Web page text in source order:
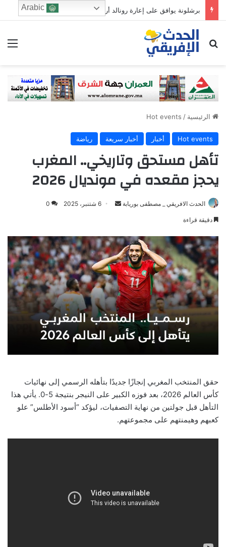
برشلونة يوافق على إعارة رونالد أراوخو إلى ليفربول لموسم واحد
ابحث عن
الرئيسية /
Hot events
Hot events أخبار أخبار سريعة رياضة
تأهل مستحق وتاريخي.. المغرب
يحجز مقعده في مونديال 2026
الحدث الافريقي _ مصطفى بوريابة
Send6 شتنبر، 2025 0
دقيقة قراءة
حقق المنتخب المغربي إنجازًا جديدًا بتأهله الرسمي إلى نهائيات
كأس العالم 2026، بعد فوزه الكبير على النيجر بنتيجة 5-0. يأتي هذا
التأهل قبل جولتين من نهاية التصفيات، ليؤكد “أسود الأطلس” علو
كعبهم وهيمنتهم على مجموعتهم.
Arabic